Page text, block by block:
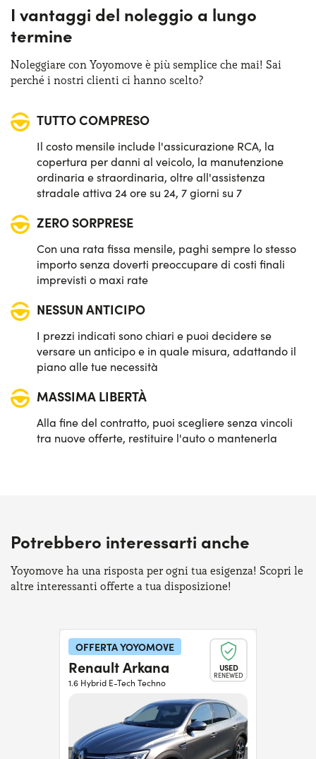
I vantaggi del noleggio a lungo
termine
Noleggiare con Yoyomove è più semplice che mai! Sai
perché i nostri clienti ci hanno scelto?
TUTTO COMPRESO
Il costo mensile include l'assicurazione RCA, la
copertura per danni al veicolo, la manutenzione
ordinaria e straordinaria, oltre all'assistenza
stradale attiva 24 ore su 24, 7 giorni su 7
ZERO SORPRESE
Con una rata fissa mensile, paghi sempre lo stesso
importo senza doverti preoccupare di costi finali
imprevisti o maxi rate
NESSUN ANTICIPO
I prezzi indicati sono chiari e puoi decidere se
versare un anticipo e in quale misura, adattando il
piano alle tue necessità
MASSIMA LIBERTÀ
Alla fine del contratto, puoi scegliere senza vincoli
tra nuove offerte, restituire l'auto o mantenerla
Potrebbero interessarti anche
Yoyomove ha una risposta per ogni tua esigenza! Scopri le
altre interessanti offerte a tua disposizione!
OFFERTA YOYOMOVE
USED
RENEWED
Renault Arkana
1.6 Hybrid E-Tech Techno